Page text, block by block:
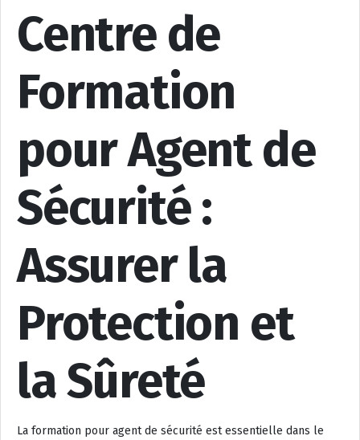
Centre de
Formation
pour Agent de
Sécurité :
Assurer la
Protection et
la Sûreté
La formation pour agent de sécurité est essentielle dans le